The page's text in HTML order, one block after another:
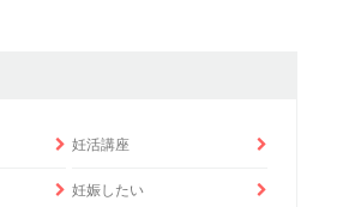
妊活講座
妊娠したい